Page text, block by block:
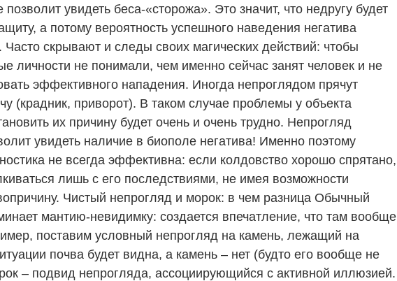
увидеть беса-«сторожа». Это значит, что недругу будет
а потому вероятность успешного наведения негатива
Часто скрывают и следы своих магических действий: чтобы
личности не понимали, чем именно сейчас занят человек и не
эффективного нападения. Иногда непроглядом прячут
(крадник, приворот). В таком случае проблемы у объекта
их причину будет очень и очень трудно. Непрогляд
увидеть наличие в биополе негатива! Именно поэтому
не всегда эффективна: если колдовство хорошо спрятано,
лишь с его последствиями, не имея возможности
Чистый непрогляд и морок: в чем разница Обычный
мантию-невидимку: создается впечатление, что там вообще
поставим условный непрогляд на камень, лежащий на
почва будет видна, а камень – нет (будто его вообще не
– подвид непрогляда, ассоциирующийся с активной иллюзией.